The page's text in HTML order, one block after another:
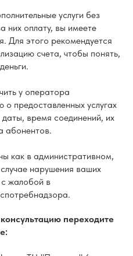
услуги без
них оплату, вы имеете
Для этого рекомендуется
счета, чтобы понять,
у оператора
предоставленных услугах
время соединений, их
абонентов.
как в административном,
нарушения ваших
жалобой в
переходите